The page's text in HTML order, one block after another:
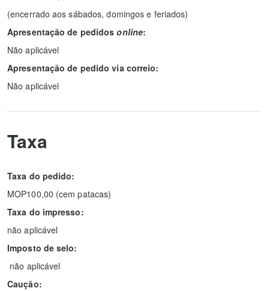
(encerrado aos sábados, domingos e feriados)
Apresentação de pedidosonline:
Não aplicável
Apresentação de pedido via correio:
Não aplicável
Taxa
Taxa do pedido:
MOP100,00 (cem patacas)
Taxa do impresso:
não aplicável
Imposto de selo:
não aplicável
Caução: